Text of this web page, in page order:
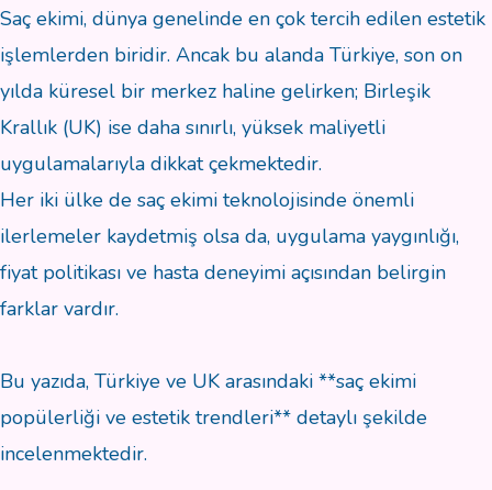
Saç ekimi, dünya genelinde en çok tercih edilen estetik
işlemlerden biridir. Ancak bu alanda Türkiye, son on
yılda küresel bir merkez haline gelirken; Birleşik
Krallık (UK) ise daha sınırlı, yüksek maliyetli
uygulamalarıyla dikkat çekmektedir.
Her iki ülke de saç ekimi teknolojisinde önemli
ilerlemeler kaydetmiş olsa da, uygulama yaygınlığı,
fiyat politikası ve hasta deneyimi açısından belirgin
farklar vardır.
Bu yazıda, Türkiye ve UK arasındaki **saç ekimi
popülerliği ve estetik trendleri** detaylı şekilde
incelenmektedir.